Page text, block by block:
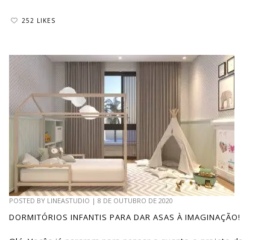
252 LIKES
POSTED BY LINEASTUDIO | 8 DE OUTUBRO DE 2020
DORMITÓRIOS INFANTIS PARA DAR ASAS À IMAGINAÇÃO!